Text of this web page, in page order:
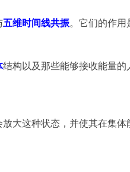
五维时间线共振。它们的作
结构以及那些能够接收能量的
大这种状态，并使其在集